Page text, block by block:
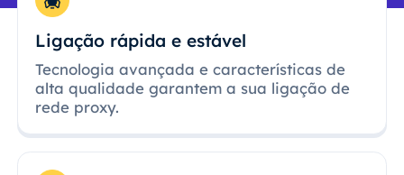
Ligação rápida e estável
Tecnologia avançada e características de
alta qualidade garantem a sua ligação de
rede proxy.